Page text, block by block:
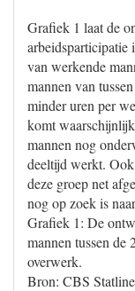
Grafiek 1 laat de
arbeidsparticipatie
van werkende
mannen van
minder uren per
komt
mannen nog
deeltijd werkt. Ook
deze groep net
nog op zoek is
Grafiek 1: De
mannen tussen
overwerk.
Bron: CBS